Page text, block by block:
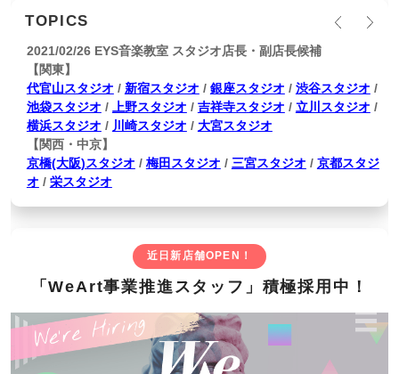
TOPICS
2021/02/26 EYS音楽教室 スタジオ店長・副店長候補
【関東】
代官山スタジオ / 新宿スタジオ / 銀座スタジオ / 渋谷スタジオ /
池袋スタジオ / 上野スタジオ / 吉祥寺スタジオ / 立川スタジオ /
横浜スタジオ / 川崎スタジオ / 大宮スタジオ
【関西・中京】
京橋(大阪)スタジオ / 梅田スタジオ / 三宮スタジオ / 京都スタジ
オ / 栄スタジオ
近日新店舗OPEN！
「WeArt事業推進スタッフ」積極採用中！